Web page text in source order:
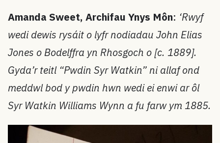
Amanda Sweet, Archifau Ynys Môn: ‘Rwyf
wedi dewis rysáit o lyfr nodiadau John Elias
Jones o Bodelffra yn Rhosgoch o [c. 1889].
Gyda’r teitl “Pwdin Syr Watkin” ni allaf ond
meddwl bod y pwdin hwn wedi ei enwi ar ôl
Syr Watkin Williams Wynn a fu farw ym 1885.